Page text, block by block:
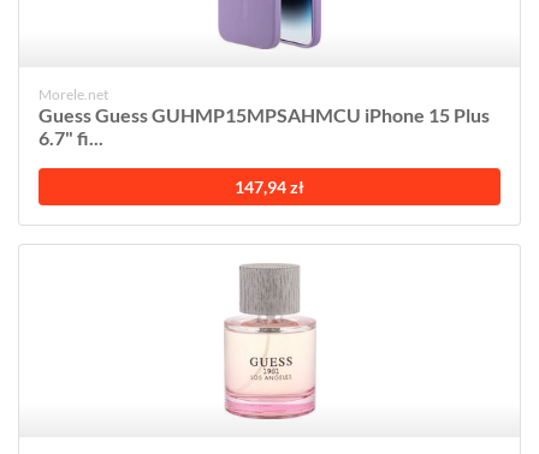
Morele.net
Guess Guess GUHMP15MPSAHMCU iPhone 15 Plus
6.7" fi...
147,94 zł